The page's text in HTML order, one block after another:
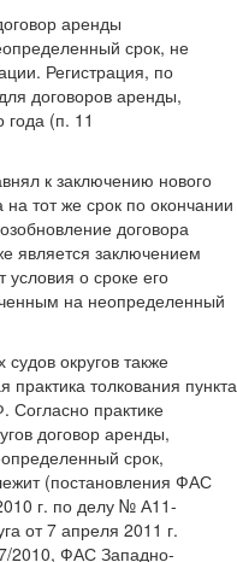
аренды
срок, не
Регистрация, по
договоров аренды,
(п. 11
к заключению нового
тот же срок по окончании
договора
является заключением
условия о сроке его
на неопределенный
округов также
практика толкования пункта
Согласно практике
договор аренды,
срок,
(постановления ФАС
г. по делу № А11-
от 7 апреля 2011 г.
2010, ФАС Западно-